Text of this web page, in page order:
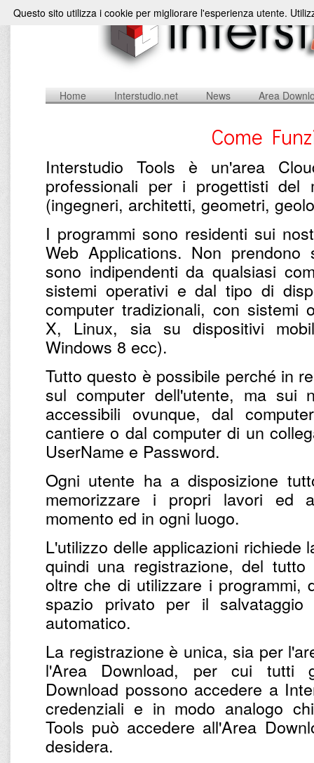
Home Interstudio.net News Area
Come
Interstudio Tools è un'area
professionali per i progettisti del
(ingegneri, architetti, geometri,
I programmi sono residenti sui
Web Applications. Non
sono indipendenti da qualsiasi
sistemi operativi e dal tipo di
computer tradizionali, con sistemi
X, Linux, sia su dispositivi
Windows 8 ecc).
Tutto questo è possibile perché in
sul computer dell'utente, ma sui
accessibili ovunque, dal
cantiere o dal computer di un
UserName e Password.
Ogni utente ha a disposizione
memorizzare i propri lavori ed
momento ed in ogni luogo.
L'utilizzo delle applicazioni richiede
quindi una registrazione, del
oltre che di utilizzare i programmi,
spazio privato per il
automatico.
La registrazione è unica, sia per
l'Area Download, per cui tutti
Download possono accedere a
credenziali e in modo analogo
Tools può accedere all'Area
desidera.
Questo sito utilizza i cookie per migliorare l'esperienza utente.